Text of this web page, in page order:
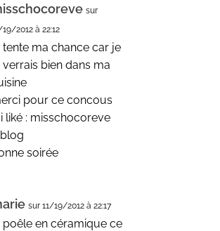
sur
19/2012 à 22:12
tente ma chance car je
verrais bien dans ma
pour ce concous
liké : misschocoreve
soirée
sur 11/19/2012 à 22:17
poêle en céramique ce